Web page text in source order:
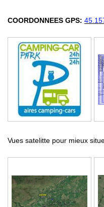
COORDONNEES GPS:
Vues satelitte pour mieux